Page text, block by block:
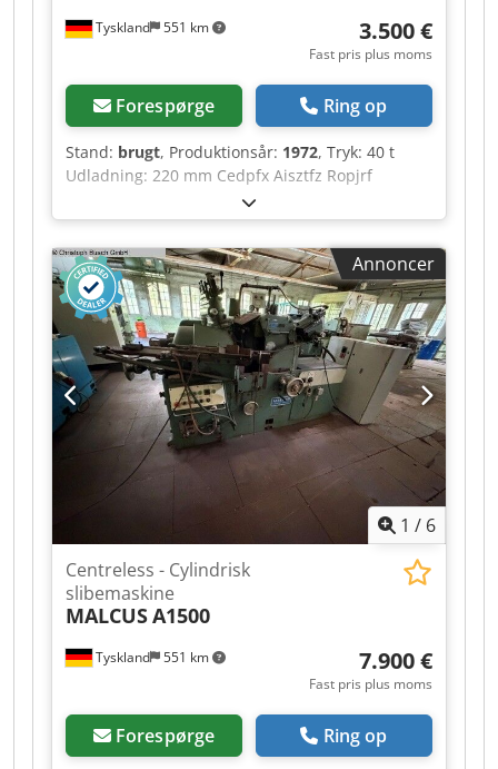
Tyskland 551 km 3.500 €
Fast pris plus moms
Forespørge Ring op
Stand: brugt, Produktionsår: 1972, Tryk: 40 t
Udladning: 220 mm Cedpfx Aisztfz Ropjrf
Slaglængde: 8-88 mm Slaglængde – trinløst
justerbar: 30-140 mm Stødstangens justering: 63
mm Maskinvægt: ca. 2600 t
Annoncer
1 / 6
Tyskland 551 km
Centreless - Cylindrisk
slibemaskine
MALCUSA1500
7.900 €
Fast pris plus moms
Forespørge Ring op